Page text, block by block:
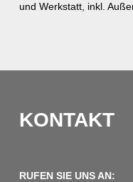
und Werkstatt, inkl.
KONTAKT
RUFEN SIE UNS AN: